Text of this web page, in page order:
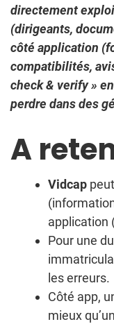
directement
(dirigeants,
côté application
compatibilités,
check & verify »
perdre dans des
A
Vidcap
application
Pour une
les erreurs.
Côté app,
mieux